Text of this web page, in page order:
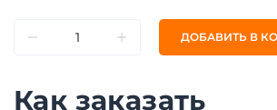
ДОБАВИТЬ В
Как заказать